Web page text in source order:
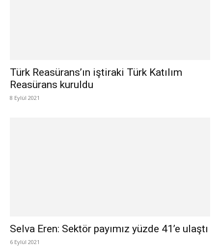
Türk Reasürans’ın iştiraki Türk Katılım
Reasürans kuruldu
8 Eylül 2021
Selva Eren: Sektör payımız yüzde 41’e ulaştı
6 Eylül 2021